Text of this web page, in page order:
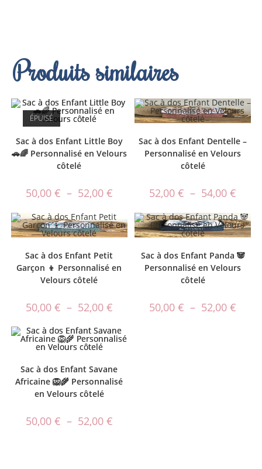
Produits similaires
ÉPUISÉ
Sac à dos Enfant Little Boy
🚗🌈 Personnalisé en Velours
côtelé
50,00 € – 52,00 €
Sac à dos Enfant Dentelle –
Personnalisé en Velours
côtelé
52,00€ – 54,00€
Sac à dos Enfant Petit
Garçon 👦 Personnalisé en
Velours côtelé
50,00 € – 52,00 €
Sac à dos Enfant Panda 🐼
Personnalisé en Velours
côtelé
50,00€ – 52,00€
Sac à dos Enfant Savane
Africaine 🦁🌾 Personnalisé
en Velours côtelé
50,00 € – 52,00 €